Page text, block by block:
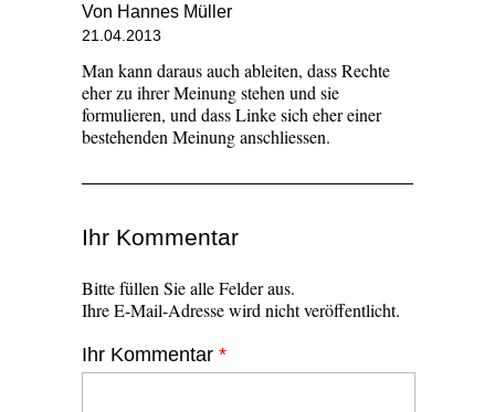
Von Hannes Müller
21.04.2013
Man kann daraus auch ableiten, dass Rechte
eher zu ihrer Meinung stehen und sie
formulieren, und dass Linke sich eher einer
bestehenden Meinung anschliessen.
Ihr Kommentar
Bitte füllen Sie alle Felder aus.
Ihre E-Mail-Adresse wird nicht veröffentlicht.
Ihr Kommentar *